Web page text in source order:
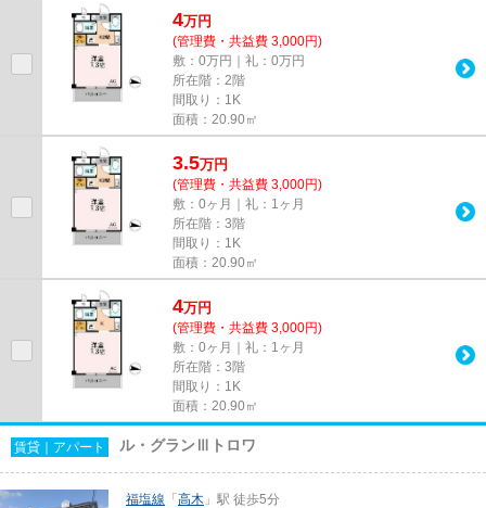
4万円
(管理費・共益費 3,000円)
敷：0万円｜礼：0万円
所在階：2階
間取り：1K
面積：20.90㎡
3.5万円
(管理費・共益費 3,000円)
敷：0ヶ月｜礼：1ヶ月
所在階：3階
間取り：1K
面積：20.90㎡
4万円
(管理費・共益費 3,000円)
敷：0ヶ月｜礼：1ヶ月
所在階：3階
間取り：1K
面積：20.90㎡
賃貸｜アパート ル・グランⅢトロワ
福塩線 「 高木 」駅 徒歩5分